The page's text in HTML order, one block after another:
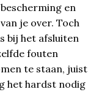
en
je over. Toch
bij het afsluiten
fouten
te staan, juist
het hardst nodig